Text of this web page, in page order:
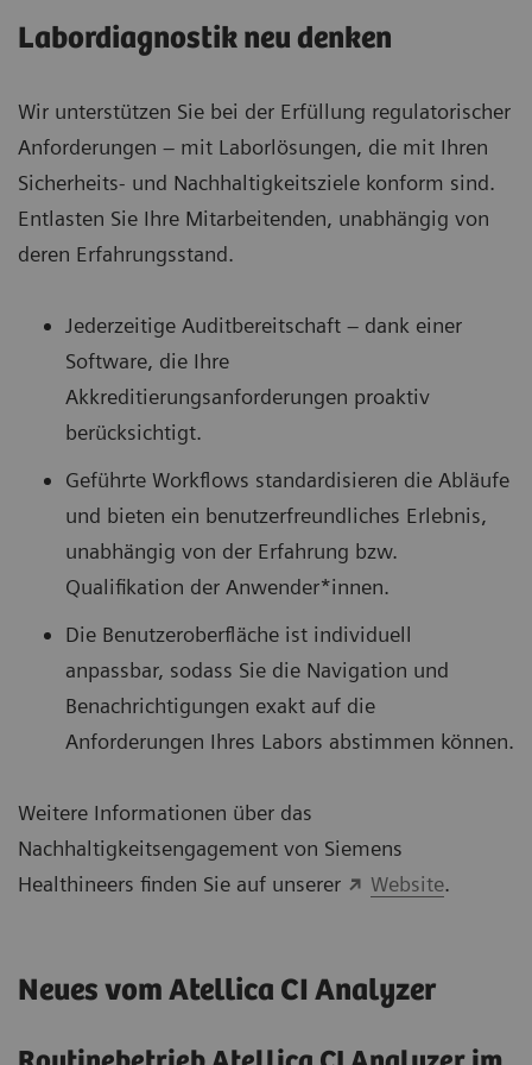
120
Stellfläche (H x B x T)
Ohne Abdeckung: 472 x 907 mm
Probenkapazität
440
Bis zu 500
Stellfläche (H x B x T)
Ohne Monitor: 1465 x 1222 x 1431 mm; 57,7 x 48,1 x
56,4 Zoll
Bis zu 2000 Verschlüsse
Magline Transport Loop Abmessungen (H x B x T)
1223 x 250 x 1109 mm
Probendurchsatz (Röhrchen/Stunde)
Magline Transport Loop Abmessungen (H x B x T)
1307 x 392 x 1432 mm
Labordiagnostik neu denken
Wir unterstützen Sie bei der Erfüllung regulatorischer
Anforderungen – mit Laborlösungen, die mit Ihren
Sicherheits- und Nachhaltigkeitsziele konform sind.
Entlasten Sie Ihre Mitarbeitenden, unabhängig von
deren Erfahrungsstand.
Jederzeitige Auditbereitschaft – dank einer
Software, die Ihre
Akkreditierungsanforderungen proaktiv
berücksichtigt.
Geführte Workflows standardisieren die Abläufe
und bieten ein benutzerfreundliches Erlebnis,
unabhängig von der Erfahrung bzw.
Qualifikation der Anwender*innen.
Die Benutzeroberfläche ist individuell
anpassbar, sodass Sie die Navigation und
Benachrichtigungen exakt auf die
Anforderungen Ihres Labors abstimmen können.
Weitere Informationen über das
Nachhaltigkeitsengagement von Siemens
Healthineers finden Sie auf unserer
Website.
Neues vom Atellica CI Analyzer